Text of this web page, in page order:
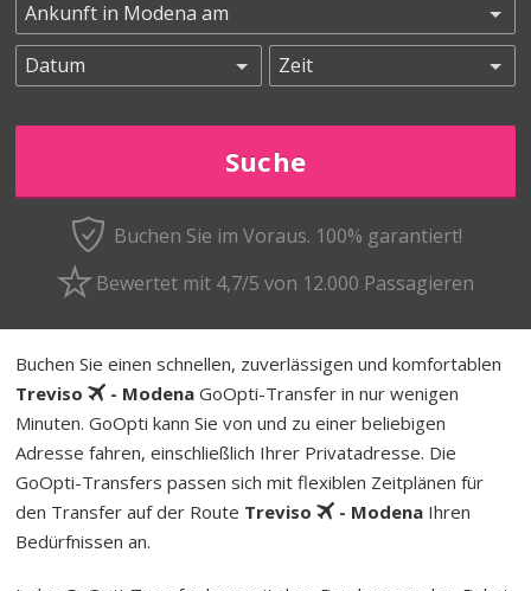
Buchen Sie im Voraus. 100% garantiert!
Bewertet mit 4,7/5 von 12.000 Passagieren
Buchen Sie einen schnellen, zuverlässigen und komfortablen
Treviso
- Modena GoOpti-Transfer in nur wenigen
Minuten. GoOpti kann Sie von und zu einer beliebigen
Adresse fahren, einschließlich Ihrer Privatadresse. Die
GoOpti-Transfers passen sich mit flexiblen Zeitplänen für
den Transfer auf der Route Treviso - Modena Ihren
Bedürfnissen an.